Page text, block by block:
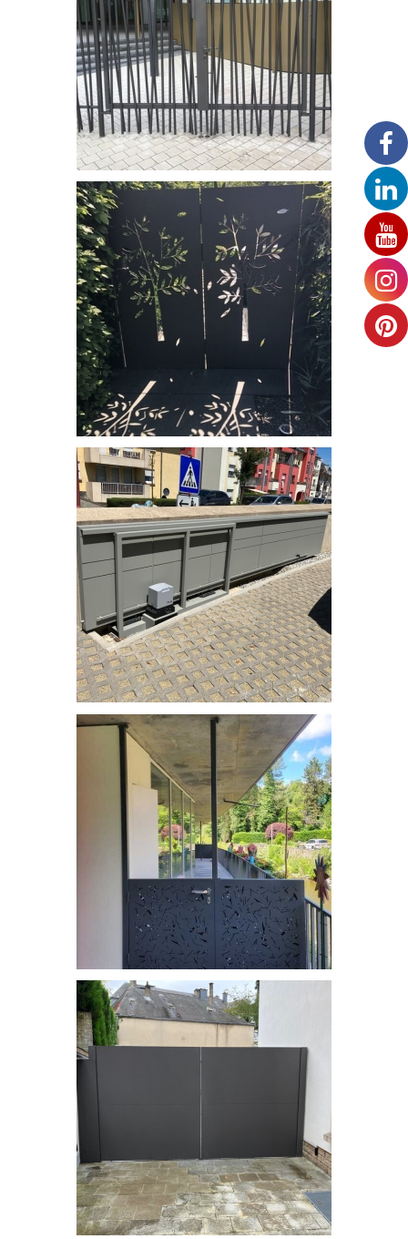
Portail en bambou
Portail - découpe au laser
Portail avec motorisation Faac
Séparation terrasse